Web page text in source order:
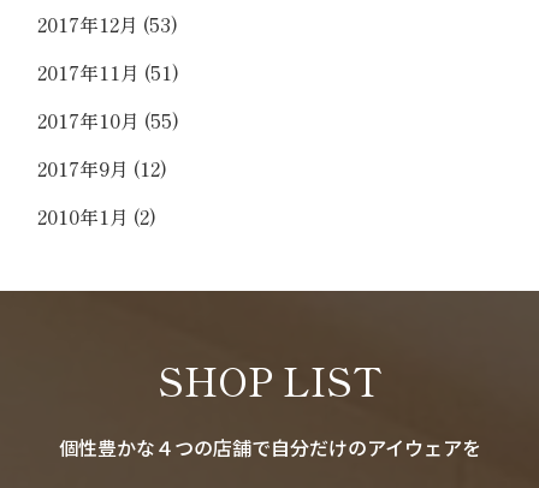
2017年12月 (53)
2017年11月 (51)
2017年10月 (55)
2017年9月 (12)
2010年1月 (2)
SHOP LIST
個性豊かな４つの店舗で自分だけのアイウェアを